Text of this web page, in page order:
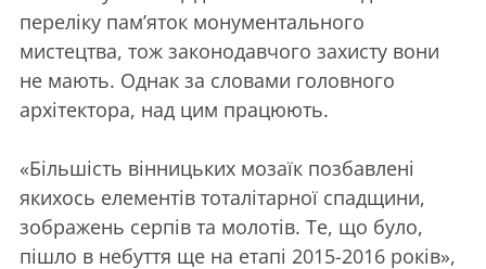
переліку пам’яток монументального
мистецтва, тож законодавчого захисту вони
не мають. Однак за словами головного
архітектора, над цим працюють.
«Більшість вінницьких мозаїк позбавлені
якихось елементів тоталітарної спадщини,
зображень серпів та молотів. Те, що було,
пішло в небуття ще на етапі 2015-2016 років»,